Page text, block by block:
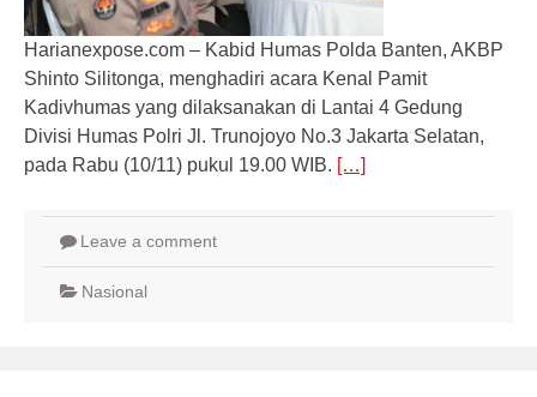
Harianexpose.com – Kabid Humas Polda Banten, AKBP
Shinto Silitonga, menghadiri acara Kenal Pamit
Kadivhumas yang dilaksanakan di Lantai 4 Gedung
Divisi Humas Polri Jl. Trunojoyo No.3 Jakarta Selatan,
pada Rabu (10/11) pukul 19.00 WIB. […]
Leave a comment
Nasional